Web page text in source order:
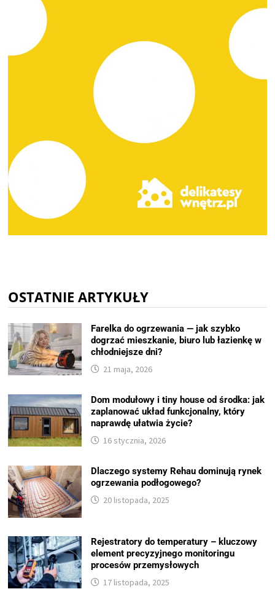
OSTATNIE ARTYKUŁY
Farelka do ogrzewania — jak szybko
dogrzać mieszkanie, biuro lub łazienkę w
chłodniejsze dni?
21 maja, 2026
Dom modułowy i tiny house od środka: jak
zaplanować układ funkcjonalny, który
naprawdę ułatwia życie?
16 stycznia, 2026
Dlaczego systemy Rehau dominują rynek
ogrzewania podłogowego?
20 listopada, 2025
Rejestratory do temperatury – kluczowy
element precyzyjnego monitoringu
procesów przemysłowych
17 listopada, 2025